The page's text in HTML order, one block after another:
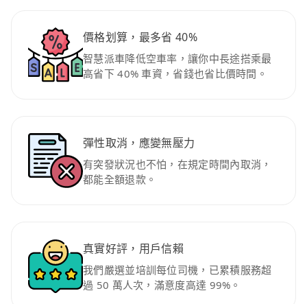
價格划算，最多省 40%
智慧派車降低空車率，讓你中長途搭乘最
高省下 40% 車資，省錢也省比價時間。
彈性取消，應變無壓力
有突發狀況也不怕，在規定時間內取消，
都能全額退款。
真實好評，用戶信賴
我們嚴選並培訓每位司機，已累積服務超
過 50 萬人次，滿意度高達 99%。